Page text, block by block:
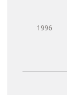
1996